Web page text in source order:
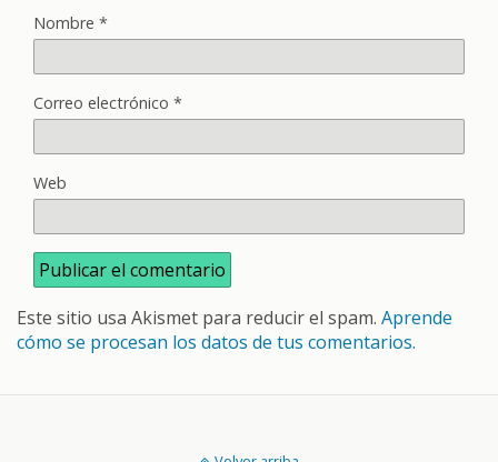
Nombre *
Correo electrónico *
Web
Este sitio usa Akismet para reducir el spam. Aprende
cómo se procesan los datos de tus comentarios.